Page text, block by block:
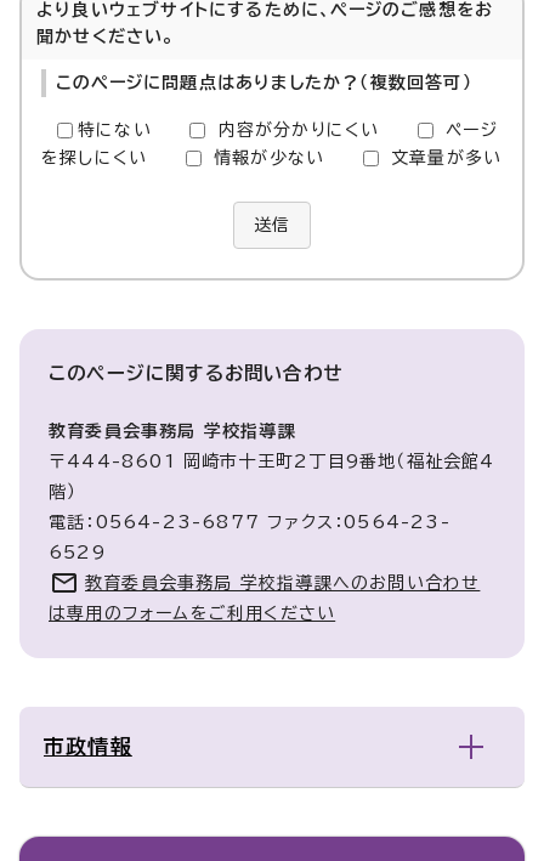
より良いウェブサイトにするために、ページのご感想をお
聞かせください。
このページに問題点はありましたか？（複数回答可）
特にない 内容が分かりにくい
ページ
を探しにくい
情報が少ない 文章量が多い
送信
このページに関するお問い合わせ
教育委員会事務局 学校指導課
〒444-8601 岡崎市十王町2丁目9番地（福祉会館4
階）
電話：0564-23-6877 ファクス：0564-23-
6529
教育委員会事務局 学校指導課へのお問い合わせ
は専用のフォームをご利用ください
市政情報